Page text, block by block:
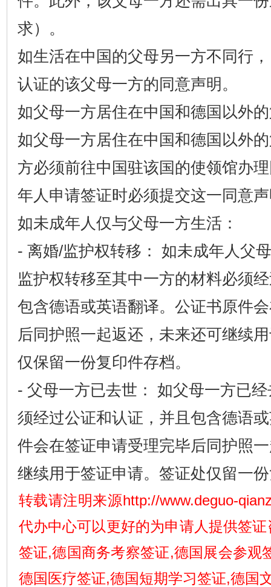
求）。
如生活在中国的父母另一方不同行，
认证的该父母一方的同意声明。
如父母一方居住在中国和德国以外
如父母一方居住在中国和德国以外
方必须前往中国驻该国的使领馆办
年人申请签证时必须提交这一同意
如未成年人仅与父母一方生活：
- 离婚/监护权转移： 如未成年人父
监护权转移至其中一方的材料必须
包含德语或英语翻译。公证书原件
后同护照一起返还，未来还可继续
仅保留一份复印件存档。
- 父母一方已去世： 如父母一方已
须经过公证和认证，并且包含德语
件会在签证申请受理完毕后同护照
继续用于签证申请。签证处仅留一
转载请注明来源http://www.deguo-
代办中心可以更好的为申请人提供签
签证,德国商务考察签证,德国展会参观
德国医疗签证,德国短期学习签证,德国